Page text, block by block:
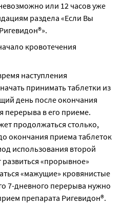
или 12 часов уже
раздела «Если Вы
кровотечения
наступления
принимать таблетки из
день после окончания
перерыва в его приеме.
продолжаться столько,
окончания приема таблеток
использования второй
«прорывное»
«мажущие» кровянистые
7-дневного перерыва нужно
препарата Ригевидон®.